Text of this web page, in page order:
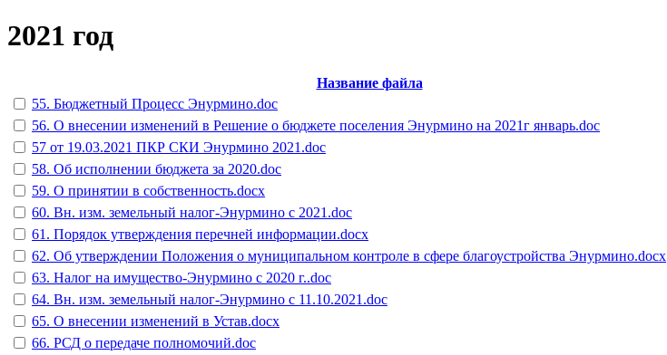
2021 год
Название файла
55. Бюджетный Процесс Энурмино.doc
56. О внесении изменений в Решение о бюджете поселения Энурмино на 2021г январь.doc
57 от 19.03.2021 ПКР СКИ Энурмино 2021.doc
58. Об исполнении бюджета за 2020.doc
59. О принятии в собственность.docx
60. Вн. изм. земельный налог-Энурмино с 2021.doc
61. Порядок утверждения перечней информации.docx
62. Об утверждении Положения о муниципальном контроле в сфере благоустройства Энурмино.docx
63. Налог на имущество-Энурмино с 2020 г..doc
64. Вн. изм. земельный налог-Энурмино с 11.10.2021.doc
65. О внесении изменений в Устав.docx
66. РСД о передаче полномочий.doc